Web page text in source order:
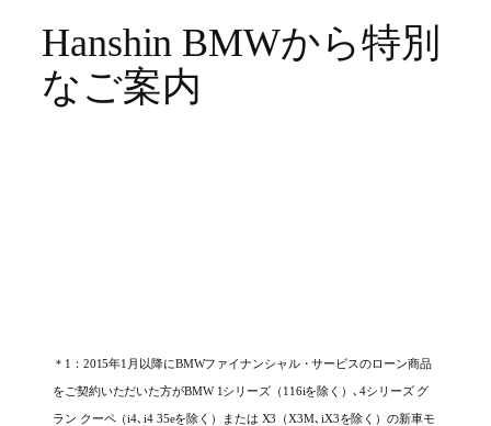
Hanshin BMWから特別
なご案内
＊1：2015年1月以降にBMWファイナンシャル・サービスのローン商品
をご契約いただいた方がBMW 1シリーズ（116iを除く）､4シリーズ グ
ラン クーペ（i4､i4 35eを除く）または X3（X3M､iX3を除く）の新車モ